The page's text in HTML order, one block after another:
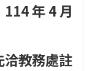
年 4 月
洽教務處註